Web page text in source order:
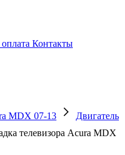
Контакты
MDX 07-13
Двигатель
телевизора Acura MDX